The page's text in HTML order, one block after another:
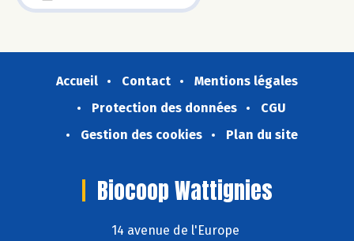
Accueil Contact
Mentions légales
Protection des données
CGU
Gestion des cookies
Plan du site
Biocoop Wattignies
14 avenue de l'Europe